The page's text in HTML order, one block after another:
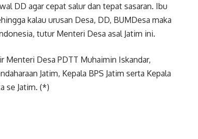
DD agar cepat salur dan tepat sasaran. Ibu
kalau urusan Desa, DD, BUMDesa maka
tutur Menteri Desa asal Jatim ini.
Menteri Desa PDTT Muhaimin Iskandar,
Jatim, Kepala BPS Jatim serta Kepala
se Jatim. (*)